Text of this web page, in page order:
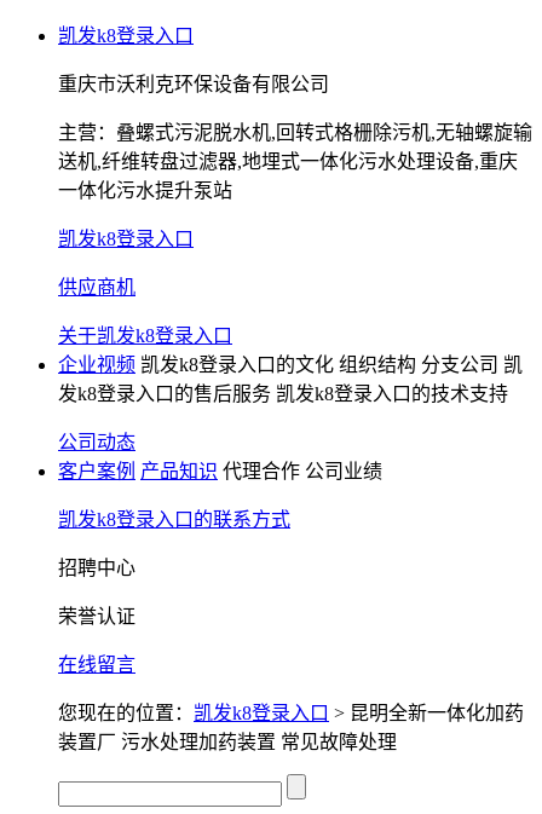
凯发k8登录入口
重庆市沃利克环保设备有限公司
主营： 叠螺式污泥脱水机,回转式格栅除污机,无轴螺旋输
送机,纤维转盘过滤器,地埋式一体化污水处理设备,重庆
一体化污水提升泵站
凯发k8登录入口
供应商机
关于凯发k8登录入口
企业视频 凯发k8登录入口的文化 组织结构 分支公司 凯
发k8登录入口的售后服务 凯发k8登录入口的技术支持
公司动态
客户案例 产品知识 代理合作 公司业绩
凯发k8登录入口的联系方式
招聘中心
荣誉认证
在线留言
您现在的位置： 凯发k8登录入口 > 昆明全新一体化加药
装置厂 污水处理加药装置 常见故障处理